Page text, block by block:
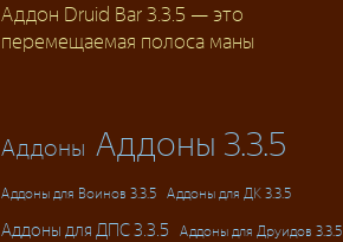
Аддоны
Аддон Druid Bar 3.3.5 — это
перемещаемая полоса маны
Аддоны Аддоны 3.3.5
Аддоны для Воинов 3.3.5 Аддоны для ДК 3.3.5
Аддоны для ДПС 3.3.5 Аддоны для Друидов 3.3.5